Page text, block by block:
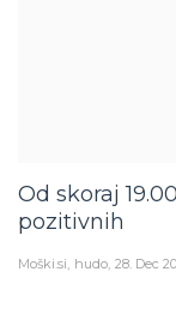
Od skoraj
pozitivnih
Moški.si hudo 28. Dec